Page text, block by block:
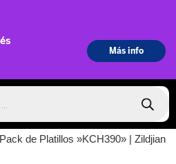
Pack de Platillos »KCH390» | Zildjian